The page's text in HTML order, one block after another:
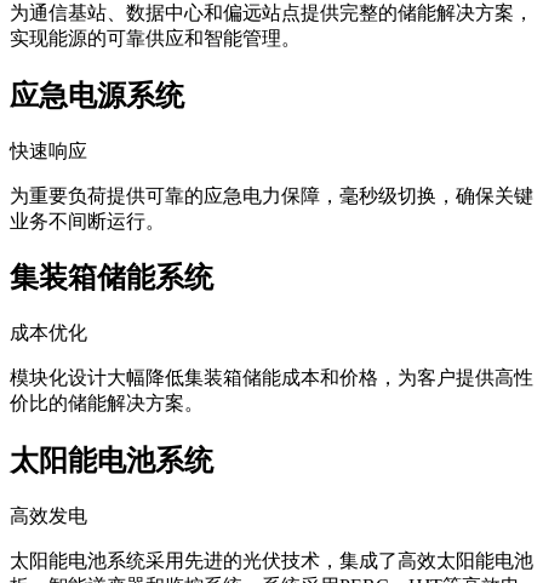
为通信基站、数据中心和偏远站点提供完整的储能解决方案，
实现能源的可靠供应和智能管理。
应急电源系统
快速响应
为重要负荷提供可靠的应急电力保障，毫秒级切换，确保关键
业务不间断运行。
集装箱储能系统
成本优化
模块化设计大幅降低集装箱储能成本和价格，为客户提供高性
价比的储能解决方案。
太阳能电池系统
高效发电
太阳能电池系统采用先进的光伏技术，集成了高效太阳能电池